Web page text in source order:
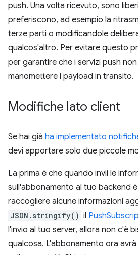
push. Una volta ricevuto, sono
preferiscono, ad esempio la
terze parti o modificandole
qualcos'altro. Per evitare questo
per garantire che i servizi push
manomettere i payload in transito.
Modifiche lato client
Se hai già ha implementato
devi apportare solo due piccole
La prima è che quando invii le
sull'abbonamento al tuo backend
raccogliere alcune informazioni
JSON.stringify() il
l'invio al tuo server, allora non c'è
qualcosa. L'abbonamento ora